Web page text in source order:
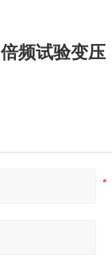
倍频试验变压